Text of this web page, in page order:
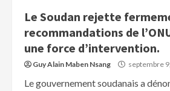
Le Soudan rejette
recommandations de
une force d’intervention.
Guy Alain Maben Nsang septembre
Le gouvernement soudanais a